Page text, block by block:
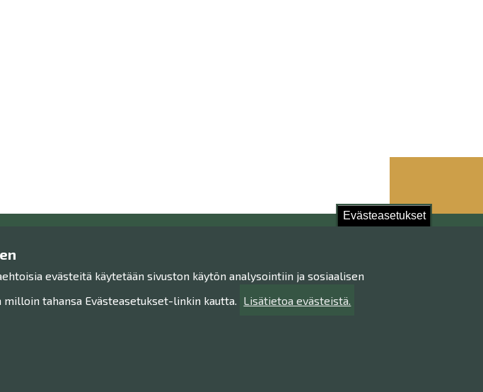
Evästeasetukset
evästeitä käytetään sivuston käytön analysointiin ja sosiaalisen
tahansa Evästeasetukset-linkin kautta.
Lisätietoa evästeistä.
Henkilötietojen käsittely
Saavutettavuusseloste